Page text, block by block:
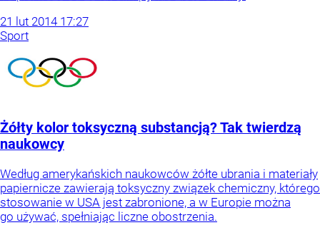
21 lut 2014 17:27
Sport
Żółty kolor toksyczną substancją? Tak twierdzą
naukowcy
Według amerykańskich naukowców żółte ubrania i materiały
papiernicze zawierają toksyczny związek chemiczny, którego
stosowanie w USA jest zabronione, a w Europie można
go używać, spełniając liczne obostrzenia.